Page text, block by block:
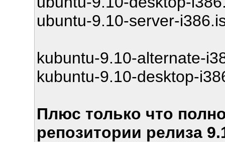
ubuntu-9.10-server-
kubuntu-9.10-alternate-
kubuntu-9.10-desktop-
Плюс только что
репозитории релиза